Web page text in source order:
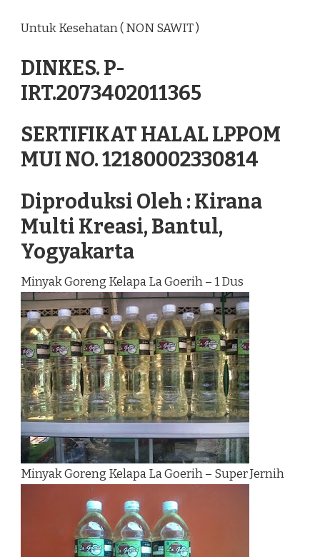
Untuk Kesehatan ( NON SAWIT )
DINKES. P-
IRT.2073402011365
SERTIFIKAT HALAL LPPOM
MUI NO. 12180002330814
Diproduksi Oleh : Kirana
Multi Kreasi, Bantul,
Yogyakarta
Minyak Goreng Kelapa La Goerih – 1 Dus
Minyak Goreng Kelapa La Goerih – Super Jernih